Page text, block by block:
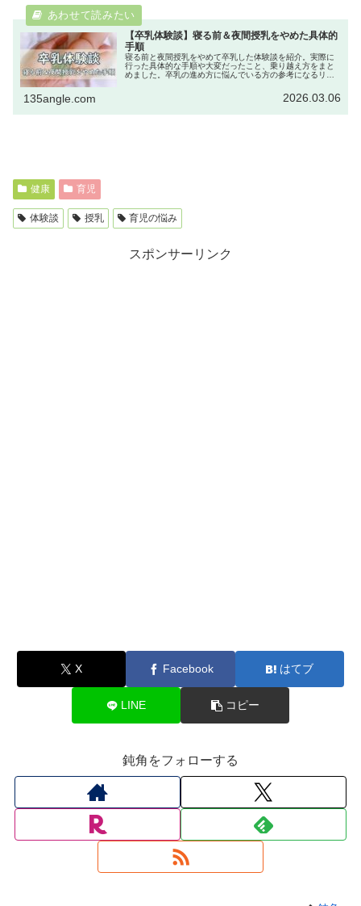
【卒乳体験談】寝る前＆夜間授乳をやめた具体的
手順
寝る前と夜間授乳をやめて卒乳した体験談を紹介。実際に
行った具体的な手順や大変だったこと、乗り越え方をまと
めました。卒乳の進め方に悩んでいる方の参考になるリア
135angle.com 2026.03.06
健康 育児
体験談 授乳 育児の悩み
スポンサーリンク
X Facebook はてブ
LINE コピー
鈍角をフォローする